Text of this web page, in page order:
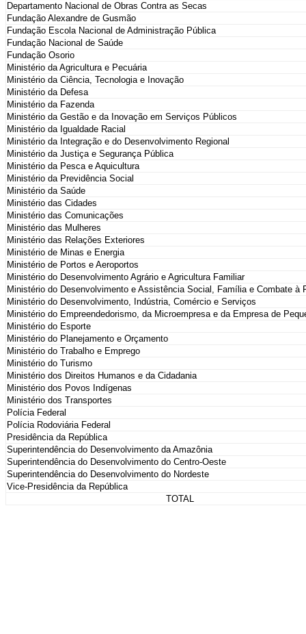
Departamento Nacional de Obras Contra as Secas
Fundação Alexandre de Gusmão
Fundação Escola Nacional de Administração Pública
Fundação Nacional de Saúde
Fundação Osorio
Ministério da Agricultura e Pecuária
Ministério da Ciência, Tecnologia e Inovação
Ministério da Defesa
Ministério da Fazenda
Ministério da Gestão e da Inovação em Serviços Públicos
Ministério da Igualdade Racial
Ministério da Integração e do Desenvolvimento Regional
Ministério da Justiça e Segurança Pública
Ministério da Pesca e Aquicultura
Ministério da Previdência Social
Ministério da Saúde
Ministério das Cidades
Ministério das Comunicações
Ministério das Mulheres
Ministério das Relações Exteriores
Ministério de Minas e Energia
Ministério de Portos e Aeroportos
Ministério do Desenvolvimento Agrário e Agricultura Familiar
Ministério do Desenvolvimento e Assistência Social, Família e Combate à
Ministério do Desenvolvimento, Indústria, Comércio e Serviços
Ministério do Empreendedorismo, da Microempresa e da Empresa de
Ministério do Esporte
Ministério do Planejamento e Orçamento
Ministério do Trabalho e Emprego
Ministério do Turismo
Ministério dos Direitos Humanos e da Cidadania
Ministério dos Povos Indígenas
Ministério dos Transportes
Polícia Federal
Polícia Rodoviária Federal
Presidência da República
Superintendência do Desenvolvimento da Amazônia
Superintendência do Desenvolvimento do Centro-Oeste
Superintendência do Desenvolvimento do Nordeste
Vice-Presidência da República
TOTAL